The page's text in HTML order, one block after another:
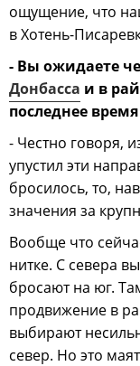
ощущение, что
в Хотень-
- Вы ожидаете
Донбасса и в
последнее
- Честно говоря,
упустил эти
бросилось, то,
значения за
Вообще что
нитке. С севера
бросают на юг.
продвижение в
выбирают
север. Но это